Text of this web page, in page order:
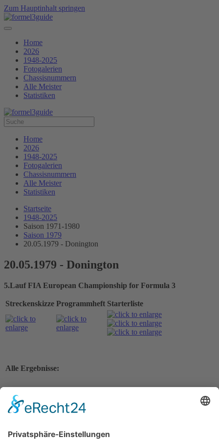
Zum Hauptinhalt springen
Home
2026
1948-2025
Fotogalerien
Chassisnummern
Alle Meister
Statistiken
Home
2026
1948-2025
Fotogalerien
Chassisnummern
Alle Meister
Statistiken
Startseite
1948-2025
Saison 1971-1980
Saison 1979
20.05.1979 - Donington
20.05.1979 - Donington
5.Lauf FIA European Championship for Formula 3
Streckenskizze Programmheft Starterliste
Alle Ergebnisse:
Nennungsliste
Gesamtergebnis Zeittraining 1+2
Startaufstellung Vorlauf 1